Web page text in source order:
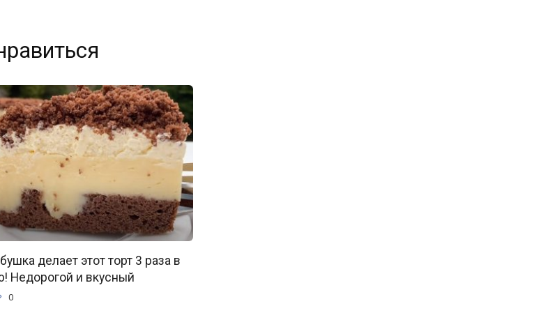
делает этот торт 3 раза в
Недорогой и вкусный
0